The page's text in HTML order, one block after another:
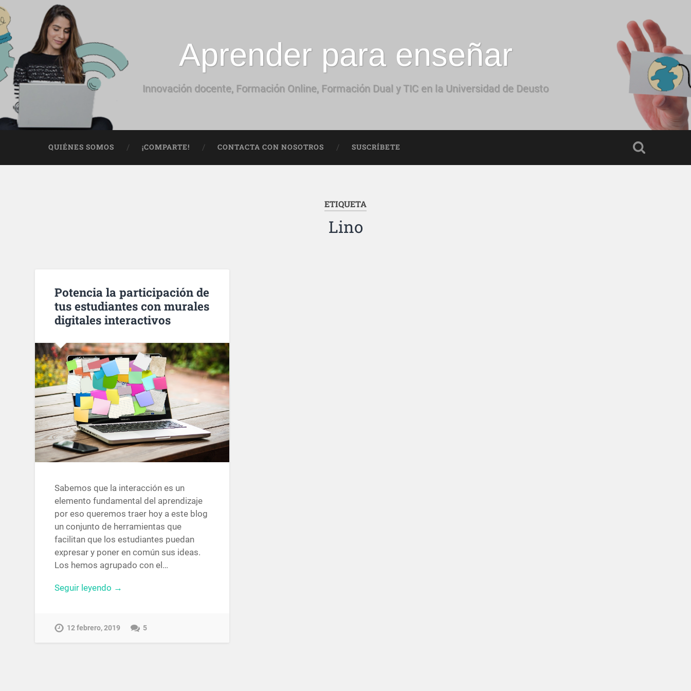
Aprender para enseñar
Innovación docente, Formación Online, Formación Dual y TIC en la Universidad de Deusto
QUIÉNES SOMOS ¡COMPARTE! CONTACTA CON NOSOTROS SUSCRÍBETE
ETIQUETA
Lino
Potencia la participación de
tus estudiantes con murales
digitales interactivos
Sabemos que la interacción es un
elemento fundamental del aprendizaje
por eso queremos traer hoy a este blog
un conjunto de herramientas que
facilitan que los estudiantes puedan
expresar y poner en común sus ideas.
Los hemos agrupado con el…
Seguir leyendo →
12 febrero, 2019 5